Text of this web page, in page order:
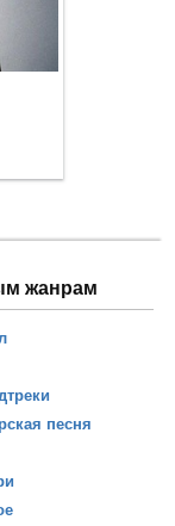
жанрам
песня